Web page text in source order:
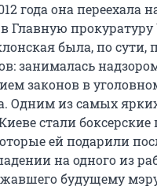
года она переехала
Главную
была, по сути,
занималась
законов в
Одним из самых
стали боксерские
ей подарили
на одного из
будущему